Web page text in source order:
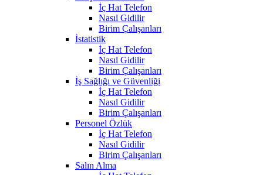
İç Hat Telefon
Nasıl Gidilir
Birim Çalışanları
İstatistik
İç Hat Telefon
Nasıl Gidilir
Birim Çalışanları
İş Sağlığı ve Güvenliği
İç Hat Telefon
Nasıl Gidilir
Birim Çalışanları
Personel Özlük
İç Hat Telefon
Nasıl Gidilir
Birim Çalışanları
Salın Alma